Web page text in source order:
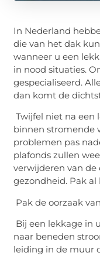
In Nederland
die van het dak
wanneer u een
in nood situaties.
gespecialiseerd.
dan komt de
Twijfel niet na een
binnen stromende
problemen pas
plafonds zullen
verwijderen van
gezondheid. Pak
Pak de oorzaak
Bij een lekkage in
naar beneden
leiding in de muur